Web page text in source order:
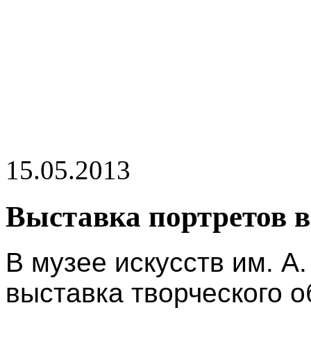
15.05.2013
Выставка портретов
В музее искусств им.
выставка творческого